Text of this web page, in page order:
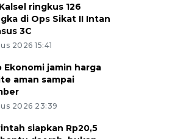
ringkus 126
di Ops Sikat II Intan
3C
2026 15:41
Ekonomi jamin harga
aman sampai
2026 23:39
siapkan Rp20,5